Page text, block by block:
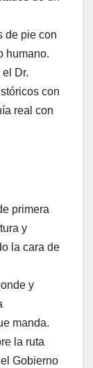
de pie con
humano.
Dr.
con
real con
primera
y
la cara de
y
manda.
la ruta
Gobierno